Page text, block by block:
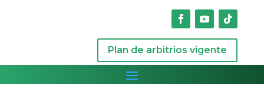
Plan de arbitrios vigente